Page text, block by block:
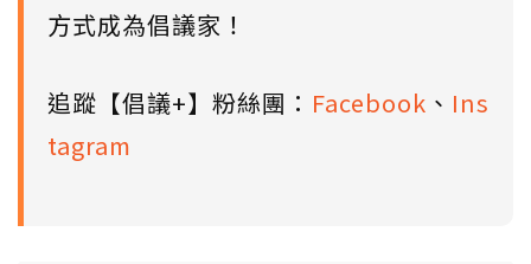
方式成為倡議家！
追蹤【倡議+】粉絲團： Facebook 、 Ins
tagram